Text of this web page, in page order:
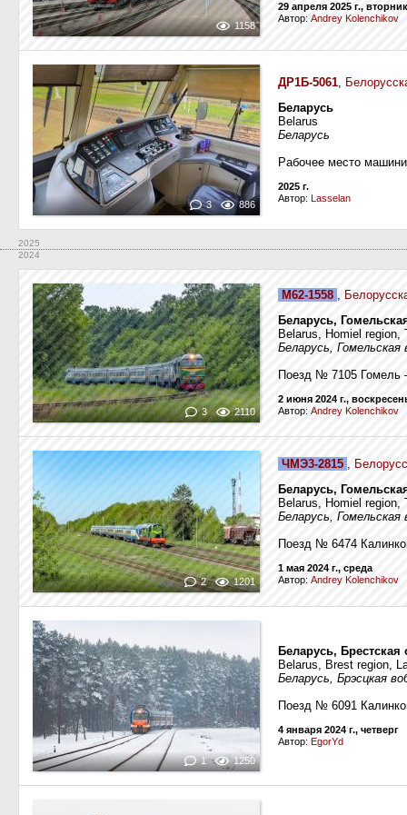
1158
29 апреля 2025 г., вторник
Автор: Andrey Kolenchikov
3 886
ДР1Б-5061,
Беларусь
Belarus
Беларусь
Рабочее место
2025 г.
Автор: Lasselan
2025
2024
3 2110
М62-1558 ,
Беларусь,
Belarus, Homiel region,
Беларусь,
Поезд № 7105 Гомель
2 июня 2024 г.,
Автор: Andrey Kolenchikov
2 1201
ЧМЭ3-2815 ,
Беларусь,
Belarus, Homiel region,
Беларусь,
Поезд № 6474
1 мая 2024 г., среда
Автор: Andrey Kolenchikov
1 1250
Беларусь,
Belarus, Brest region,
Беларусь, Брэсцкая
Поезд № 6091
4 января 2024 г., четверг
Автор: EgorYd